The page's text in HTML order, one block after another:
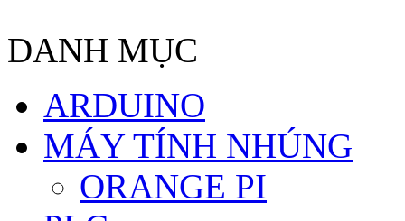
DANH MỤC
ARDUINO
MÁY TÍNH NHÚNG
ORANGE PI